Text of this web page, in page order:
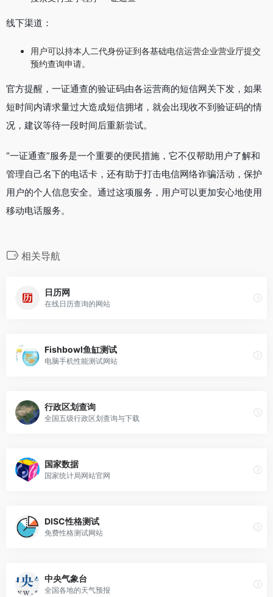
线下渠道：
用户可以持本人二代身份证到各基础电信运营企业营业厅提交
预约查询申请。
官方提醒，一证通查的验证码由各运营商的短信网关下发，如果
短时间内请求量过大造成短信拥堵，就会出现收不到验证码的情
况，建议等待一段时间后重新尝试。
“一证通查”服务是一个重要的便民措施，它不仅帮助用户了解和
管理自己名下的电话卡，还有助于打击电信网络诈骗活动，保护
用户的个人信息安全。通过这项服务，用户可以更加安心地使用
移动电话服务。
相关导航
日历网
在线日历查询的网站
Fishbowl鱼缸测试
电脑手机性能测试网站
行政区划查询
全国五级行政区划查询与下载
国家数据
国家统计局网站官网
DISC性格测试
免费性格测试网站
中央气象台
全国各地的天气预报